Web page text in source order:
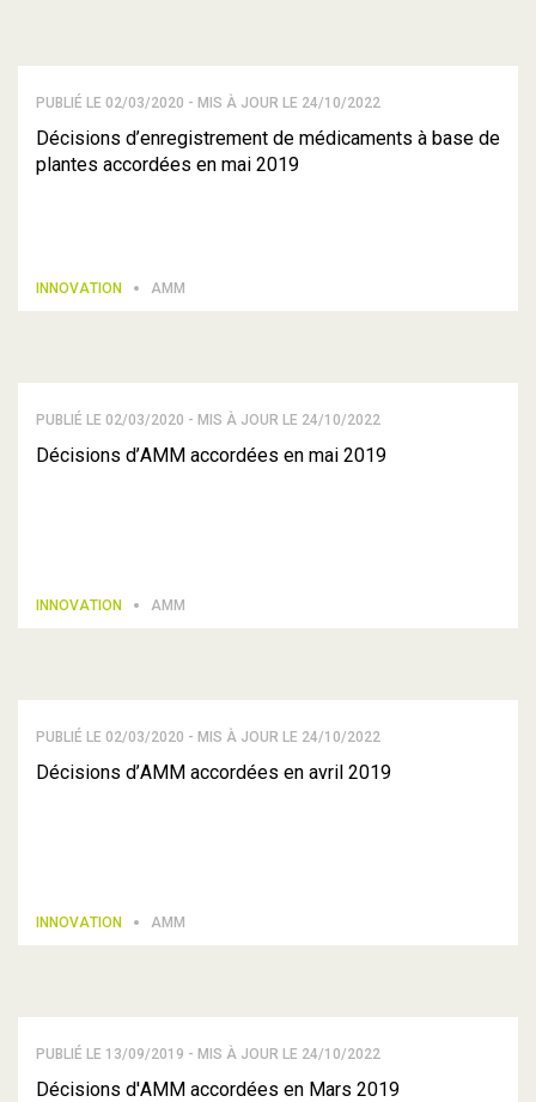
PUBLIÉ LE 02/03/2020 - MIS À JOUR LE 24/10/2022
Décisions d’enregistrement de médicaments à base de
plantes accordées en mai 2019
INNOVATION AMM
PUBLIÉ LE 02/03/2020 - MIS À JOUR LE 24/10/2022
Décisions d’AMM accordées en mai 2019
INNOVATION AMM
PUBLIÉ LE 02/03/2020 - MIS À JOUR LE 24/10/2022
Décisions d’AMM accordées en avril 2019
INNOVATION AMM
PUBLIÉ LE 13/09/2019 - MIS À JOUR LE 24/10/2022
Décisions d'AMM accordées en Mars 2019